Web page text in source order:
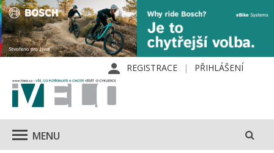
REGISTRACE PŘIHLÁŠENÍ
MENU